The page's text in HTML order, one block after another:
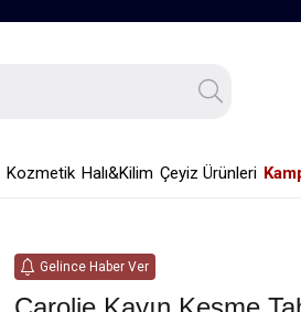
Kozmetik Halı&Kilim Çeyiz Ürünleri
Gelince Haber Ver